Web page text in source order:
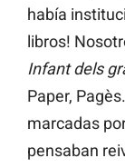
había
libros!
Infant dels
Paper,
marcadas
pensaban